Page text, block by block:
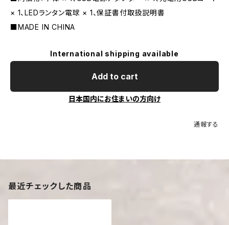
× 1、LEDランタン電球 × 1、保証書付取扱説明書
■MADE IN CHINA
International shipping available
Add to cart
日本国内にお住まいの方向け
通報する
最近チェックした商品